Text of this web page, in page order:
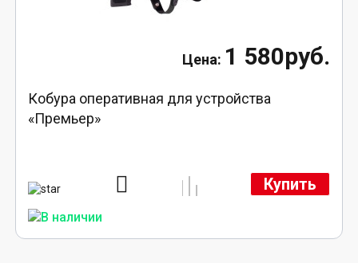
1 580руб.
Кобура оперативная для устройства
«Премьер»
Купить